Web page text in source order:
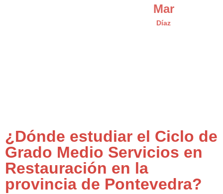
Mar
Díaz
¿Dónde estudiar el Ciclo de
Grado Medio Servicios en
Restauración en la
provincia de Pontevedra?